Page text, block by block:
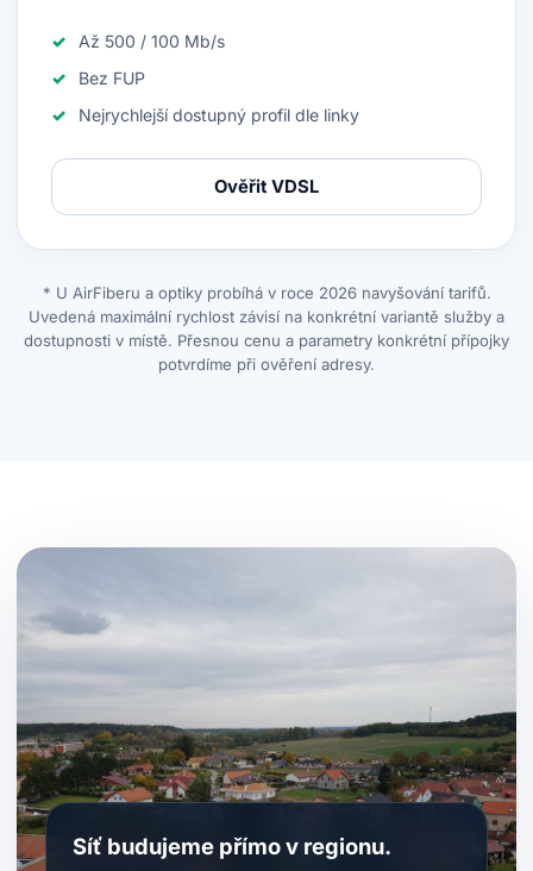
Až 500 / 100 Mb/s
Bez FUP
Nejrychlejší dostupný profil dle linky
Ověřit VDSL
* U AirFiberu a optiky probíhá v roce 2026 navyšování tarifů.
Uvedená maximální rychlost závisí na konkrétní variantě služby a
dostupnosti v místě. Přesnou cenu a parametry konkrétní přípojky
potvrdíme při ověření adresy.
Síť budujeme přímo v regionu.